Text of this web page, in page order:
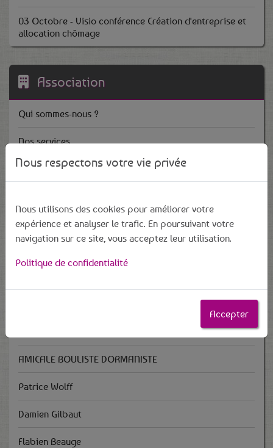
03 Octobre - Visio conférence Création d'entreprise et
allocation chômage
Association
Qui sommes-nous ?
Nos services
Adhésion
Mentions légales
AMICALE BOULISTE DORMANISTE
Patrice Wolff
Damien Gilbaut
Flabien Beauge
Nous respectons votre vie privée
Nous utilisons des cookies pour améliorer votre
expérience et analyser le trafic. En poursuivant votre
navigation sur ce site, vous acceptez leur utilisation.
Politique de confidentialité
Accepter